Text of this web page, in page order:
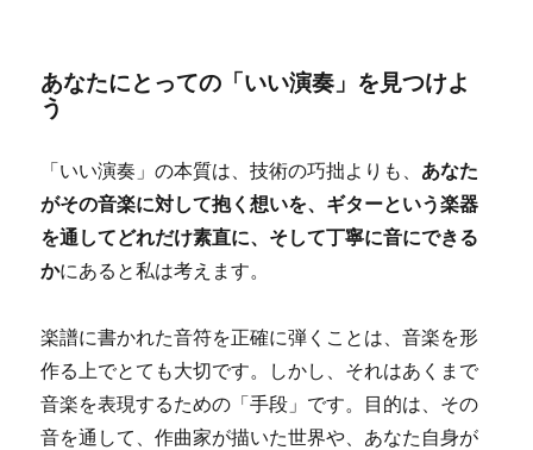
あなたにとっての「いい演奏」を見つけよ
う
「いい演奏」の本質は、技術の巧拙よりも、 あなた
がその音楽に対して抱く想いを、ギターという楽器
を通してどれだけ素直に、そして丁寧に音にできる
かにあると私は考えます。
楽譜に書かれた音符を正確に弾くことは、音楽を形
作る上でとても大切です。しかし、それはあくまで
音楽を表現するための「手段」です。目的は、その
音を通して、作曲家が描いた世界や、あなた自身が